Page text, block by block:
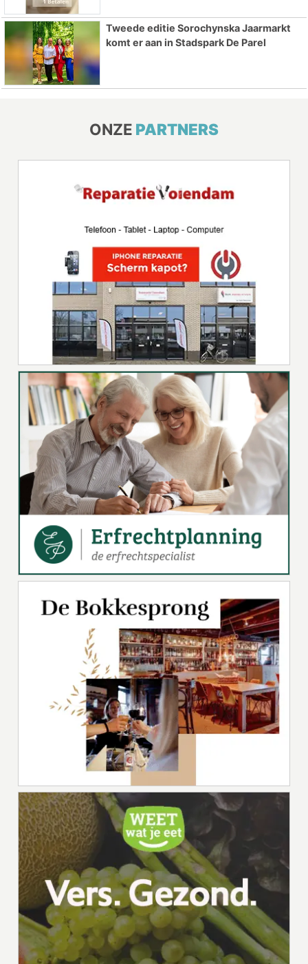
Tweede editie Sorochynska Jaarmarkt
komt er aan in Stadspark De Parel
ONZE PARTNERS